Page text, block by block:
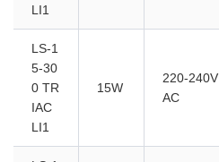
LI1
LS-1
5-30
0 TR
IAC
LI1
15W
220-240V
AC